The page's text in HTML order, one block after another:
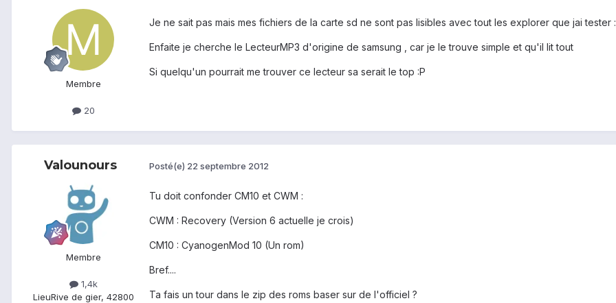
Membre
20
Je ne sait pas mais mes fichiers de la carte sd ne sont pas lisibles avec tout les explorer que jai tester
Enfaite je cherche le LecteurMP3 d'origine de samsung , car je le trouve simple et qu'il lit tout
Si quelqu'un pourrait me trouver ce lecteur sa serait le top :P
Valounours
Membre
1,4k
LieuRive de gier, 42800
Posté(e) 22 septembre 2012
Tu doit confonder CM10 et CWM :
CWM : Recovery (Version 6 actuelle je crois)
CM10 : CyanogenMod 10 (Un rom)
Bref....
Ta fais un tour dans le zip des roms baser sur de l'officiel ?